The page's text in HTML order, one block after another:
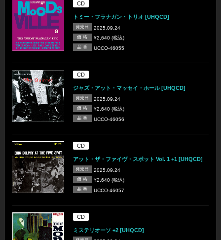
CD
トミー・フラナガン・トリオ [UHQCD]
発売日 2025.09.24
価 格 ¥2,640 (税込)
品 番 UCCO-46055
CD
ジャズ・アット・マッセイ・ホール [UHQCD]
発売日 2025.09.24
価 格 ¥2,640 (税込)
品 番 UCCO-46056
CD
アット・ザ・ファイヴ・スポット Vol. 1 +1 [UHQCD]
発売日 2025.09.24
価 格 ¥2,640 (税込)
品 番 UCCO-46057
CD
ミステリオーソ +2 [UHQCD]